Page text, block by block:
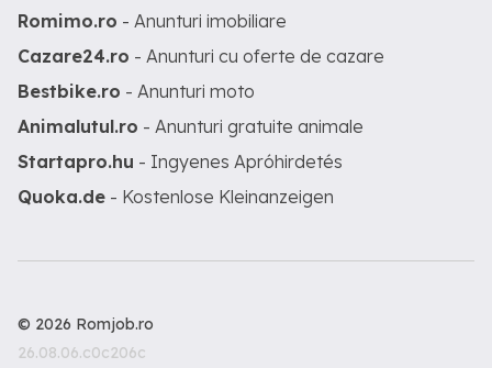
Romimo.ro - Anunturi imobiliare
Cazare24.ro - Anunturi cu oferte de cazare
Bestbike.ro - Anunturi moto
Animalutul.ro - Anunturi gratuite animale
Startapro.hu - Ingyenes Apróhirdetés
Quoka.de - Kostenlose Kleinanzeigen
© 2026 Romjob.ro
26.08.06.c0c206c